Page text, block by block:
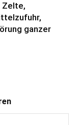
Zelte,
ganzer